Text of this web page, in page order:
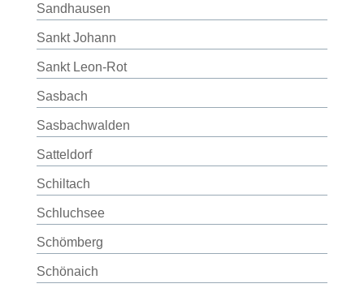
Sandhausen
Sankt Johann
Sankt Leon-Rot
Sasbach
Sasbachwalden
Satteldorf
Schiltach
Schluchsee
Schömberg
Schönaich